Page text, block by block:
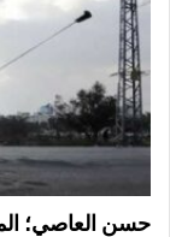
حسن العاصي؛